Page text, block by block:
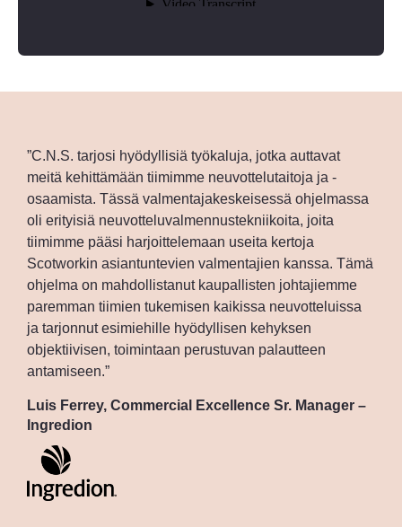
”C.N.S. tarjosi hyödyllisiä työkaluja, jotka auttavat
meitä kehittämään tiimimme neuvottelutaitoja ja -
osaamista. Tässä valmentajakeskeisessä ohjelmassa
oli erityisiä neuvotteluvalmennustekniikoita, joita
tiimimme pääsi harjoittelemaan useita kertoja
Scotworkin asiantuntevien valmentajien kanssa. Tämä
ohjelma on mahdollistanut kaupallisten johtajiemme
paremman tiimien tukemisen kaikissa neuvotteluissa
ja tarjonnut esimiehille hyödyllisen kehyksen
objektiivisen, toimintaan perustuvan palautteen
antamiseen.”
Luis Ferrey, Commercial Excellence Sr. Manager –
Ingredion